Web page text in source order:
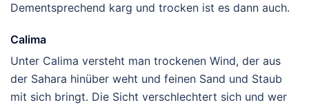
Dementsprechend karg und trocken ist es dann auch.
Calima
Unter Calima versteht man trockenen Wind, der aus
der Sahara hinüber weht und feinen Sand und Staub
mit sich bringt. Die Sicht verschlechtert sich und wer